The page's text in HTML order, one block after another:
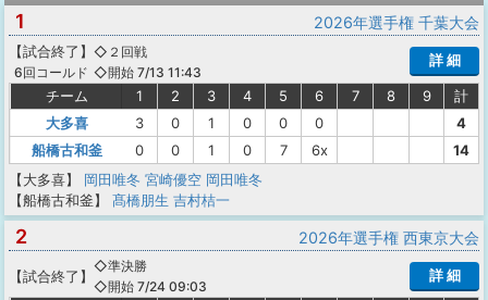
1
2026年選手権 千葉大会
【試合終了 】
6回コールド
◇２回戦
◇開始 7/13 11:43
詳 細
チーム 1 2 3 4 5 6 7 8 9
計
大多喜
3 0 1 0 0 0
4
船橋古和釜
0 0 1 0 7 6x
14
【大多喜】
岡田唯冬 宮崎優空 岡田唯冬
【船橋古和釜】
髙橋朋生 吉村桔一
2 2026年選手権 西東京大会
【試合終了 】
◇準決勝
◇開始 7/24 09:03
詳 細